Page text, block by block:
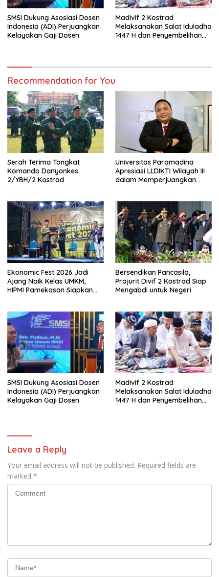
SMSI Dukung Asosiasi Dosen
Indonesia (ADI) Perjuangkan
Kelayakan Gaji Dosen
Madivif 2 Kostrad
Melaksanakan Salat Iduladha
1447 H dan Penyembelihan
Recommendation for You
Serah Terima Tongkat
Komando Danyonkes
2/YBH/2 Kostrad
Universitas Paramadina
Apresiasi LLDIKTI Wilayah III
dalam Memperjuangkan
Ekonomic Fest 2026 Jadi
Ajang Naik Kelas UMKM,
HIPMI Pamekasan Siapkan
Bersendikan Pancasila,
Prajurit Divif 2 Kostrad Siap
Mengabdi untuk Negeri
SMSI Dukung Asosiasi Dosen
Indonesia (ADI) Perjuangkan
Kelayakan Gaji Dosen
Madivif 2 Kostrad
Melaksanakan Salat Iduladha
1447 H dan Penyembelihan
Leave a Reply
Your email address will not be published. Required fields are
marked *